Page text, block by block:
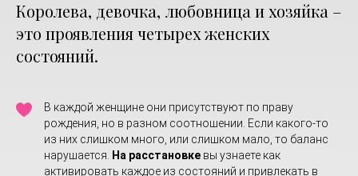
Королева, девочка, любовница и хозяйка –
это проявления четырех женских
состояний.
В каждой женщине они присутствуют по праву
рождения, но в разном соотношении. Если какого-то
из них слишком много, или слишком мало, то баланс
нарушается. На расстановке вы узнаете как
активировать каждое из состояний и привлекать в